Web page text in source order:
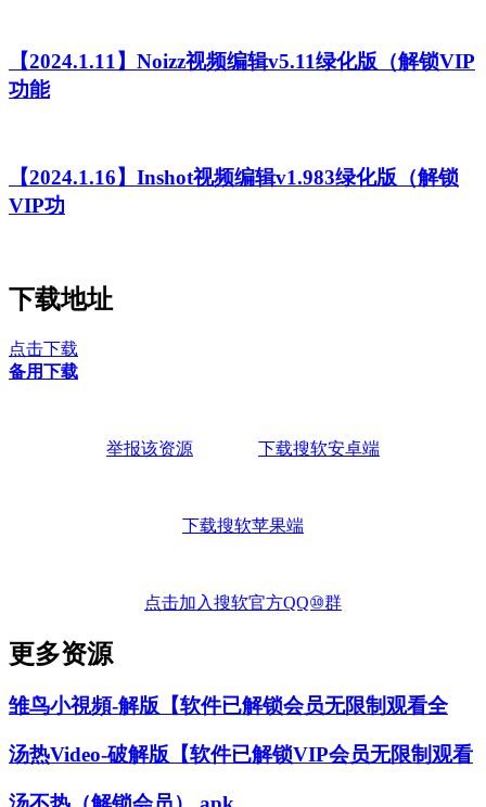
【2024.1.11】Noizz视频编辑v5.11绿化版（解锁VIP
功能
【2024.1.16】Inshot视频编辑v1.983绿化版（解锁
VIP功
下载地址
点击下载
备用下载
举报该资源 下载搜软安卓端
下载搜软苹果端
点击加入搜软官方QQ⑩群
更多资源
雏鸟小視頻-解版【软件已解锁会员无限制观看全
汤热Video-破解版【软件已解锁VIP会员无限制观看